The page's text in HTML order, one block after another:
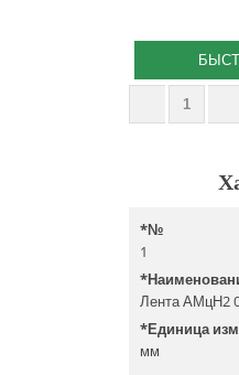
*№
1
*
Лента АМцН2
*Единица
мм